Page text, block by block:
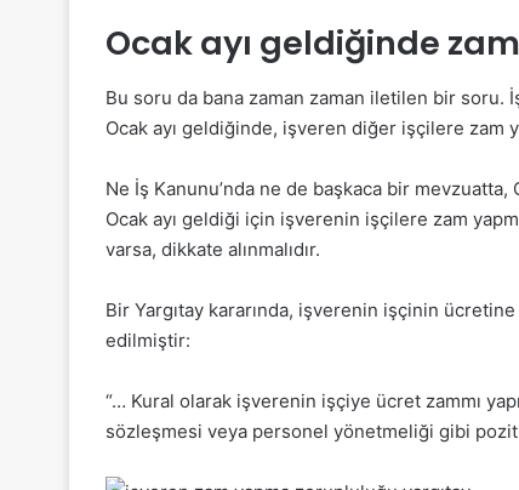
Ocak ayı geldiğinde
Bu soru da bana zaman zaman iletilen bir soru.
Ocak ayı geldiğinde, işveren diğer işçilere
Ne İş Kanunu’nda ne de başkaca bir
Ocak ayı geldiği için işverenin işçilere zam
varsa, dikkate alınmalıdır.
Bir Yargıtay kararında, işverenin işçinin
edilmiştir:
“… Kural olarak işverenin işçiye ücret zammı
sözleşmesi veya personel yönetmeliği gibi